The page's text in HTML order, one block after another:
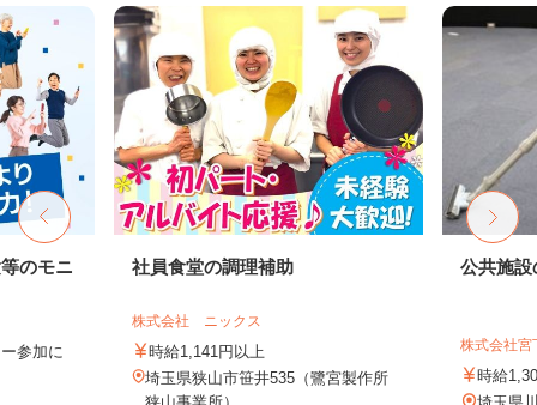
のモニ
参加に
社員食堂の調理補助
株式会社 ニックス
時給1,141円以上
埼玉県狭山市笹井535（鷺宮製作所
公共施設
株式会社
時給